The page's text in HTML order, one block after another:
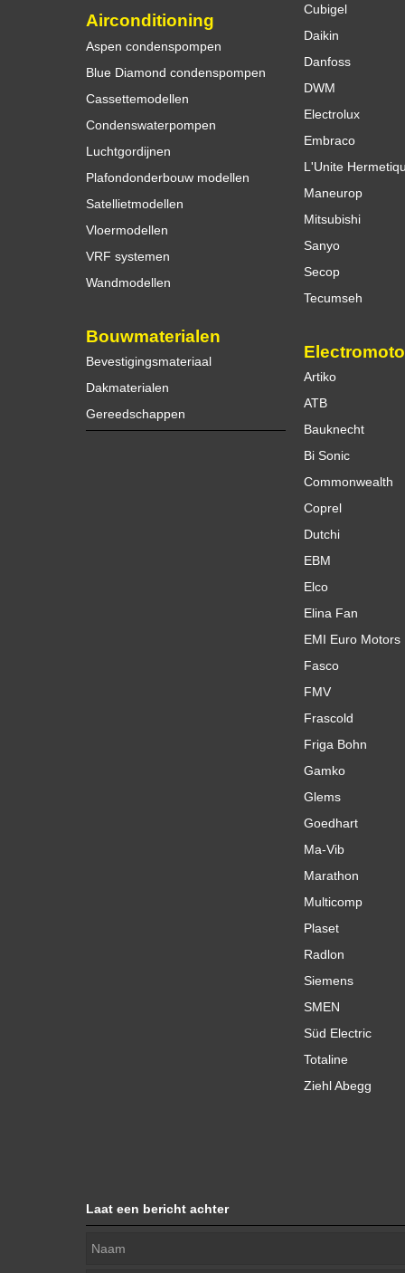
Airconditioning
Aspen condenspompen
Blue Diamond condenspompen
Cassettemodellen
Condenswaterpompen
Luchtgordijnen
Plafondonderbouw modellen
Satellietmodellen
Vloermodellen
VRF systemen
Wandmodellen
Bouwmaterialen
Bevestigingsmateriaal
Dakmaterialen
Gereedschappen
Cubigel
Daikin
Danfoss
DWM
Electrolux
Embraco
L'Unite
Maneurop
Mitsubishi
Sanyo
Secop
Tecumseh
Artiko
ATB
Bauknecht
Bi Sonic
Commonwealth
Coprel
Dutchi
EBM
Elco
Elina Fan
EMI Euro Motors
Fasco
FMV
Frascold
Friga Bohn
Gamko
Glems
Goedhart
Ma-Vib
Marathon
Multicomp
Plaset
Radlon
Siemens
SMEN
Süd Electric
Totaline
Ziehl Abegg
Laat een bericht achter